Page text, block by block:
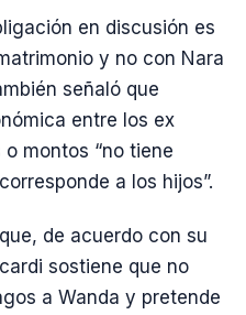
en discusión es
y no con Nara
señaló que
entre los ex
montos “no tiene
a los hijos”.
de acuerdo con su
sostiene que no
a Wanda y pretende